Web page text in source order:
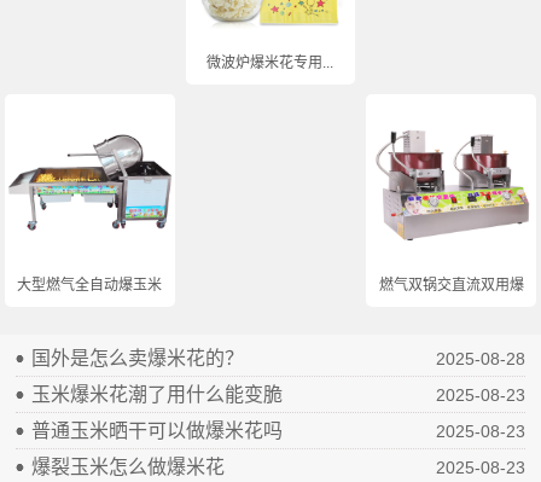
微波炉爆米花专用...
大型燃气全自动爆玉米... 燃气双锅交直流双用爆...
国外是怎么卖爆米花的？ 2025-08-28
玉米爆米花潮了用什么能变脆 2025-08-23
普通玉米晒干可以做爆米花吗 2025-08-23
爆裂玉米怎么做爆米花 2025-08-23